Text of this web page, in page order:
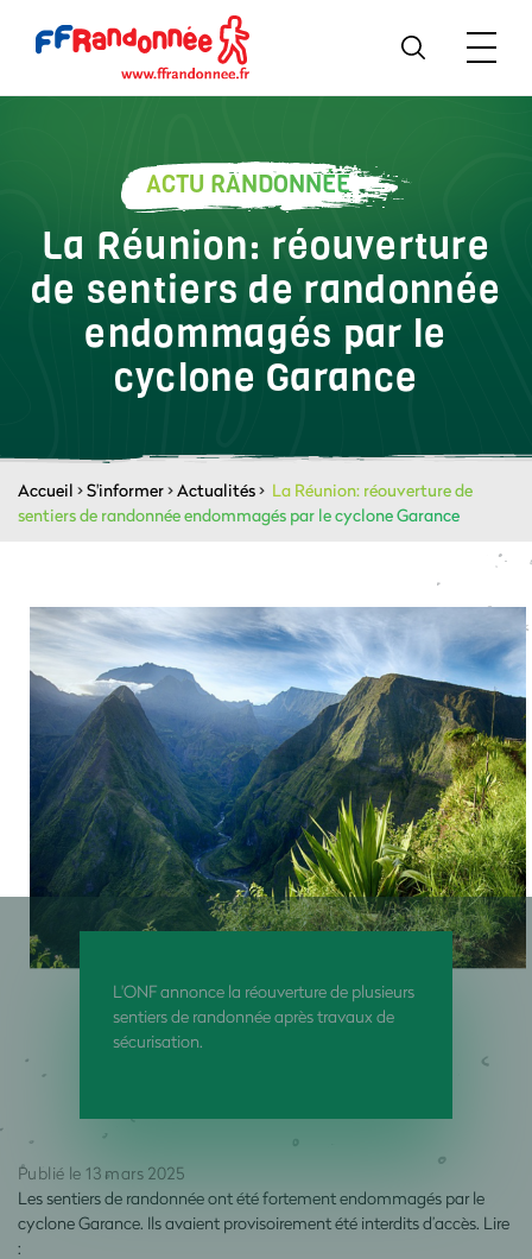
ACTU RANDONNÉE
La Réunion: réouverture
de sentiers de randonnée
endommagés par le
cyclone Garance
Accueil >S'informer>Actualités> La Réunion: réouverture de
sentiers de randonnée endommagés par le cyclone Garance
L'ONF annonce la réouverture de plusieurs
sentiers de randonnée après travaux de
sécurisation.
Publié le 13 mars 2025
Les sentiers de randonnée ont été fortement endommagés par le
cyclone Garance. Ils avaient provisoirement été interdits d’accès. Lire
: